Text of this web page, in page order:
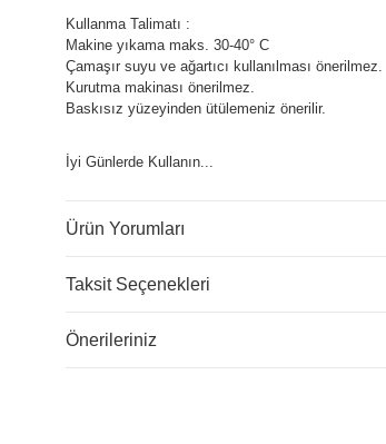
Kullanma Talimatı :
Makine yıkama maks. 30-40° C
Çamaşır suyu ve ağartıcı kullanılması önerilmez.
Kurutma makinası önerilmez.
Baskısız yüzeyinden ütülemeniz önerilir.
İyi Günlerde Kullanın...
Ürün Yorumları
Taksit Seçenekleri
Önerileriniz